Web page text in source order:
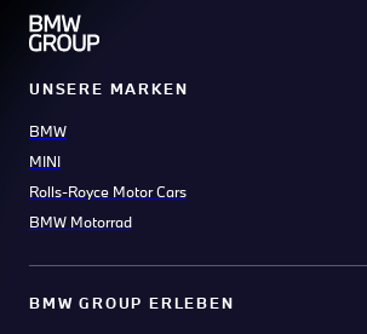
UNSERE MARKEN
BMW
MINI
Rolls-Royce Motor Cars
BMW Motorrad
BMW GROUP ERLEBEN